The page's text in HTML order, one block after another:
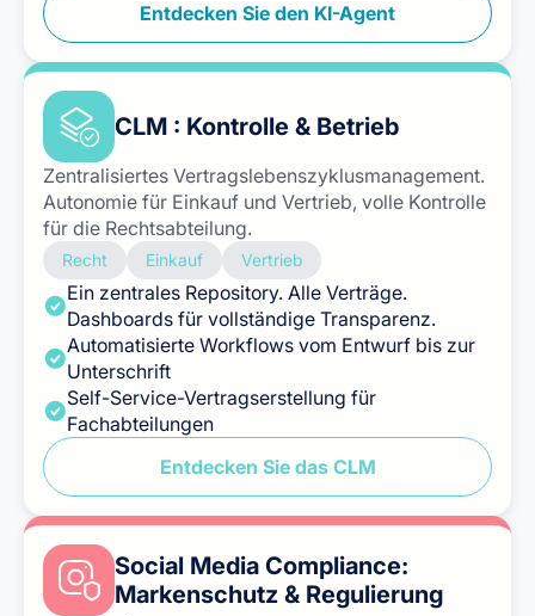
Entdecken Sie den KI-Agent
CLM : Kontrolle & Betrieb
Zentralisiertes Vertragslebenszyklusmanagement.
Autonomie für Einkauf und Vertrieb, volle Kontrolle
für die Rechtsabteilung.
Recht Einkauf Vertrieb
Ein zentrales Repository. Alle Verträge.
Dashboards für vollständige Transparenz.
Automatisierte Workflows vom Entwurf bis zur
Unterschrift
Self-Service-Vertragserstellung für
Fachabteilungen
Entdecken Sie das CLM
Social Media Compliance:
Markenschutz & Regulierung